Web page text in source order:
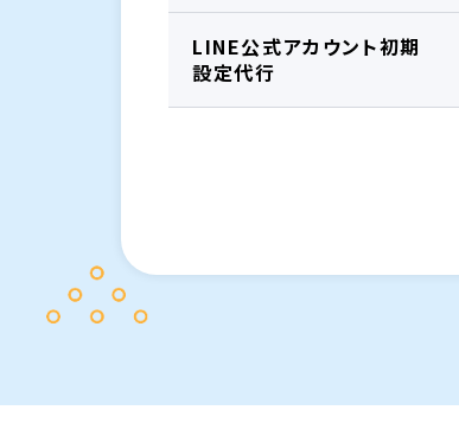
LINE公式アカウント初期
設定代行